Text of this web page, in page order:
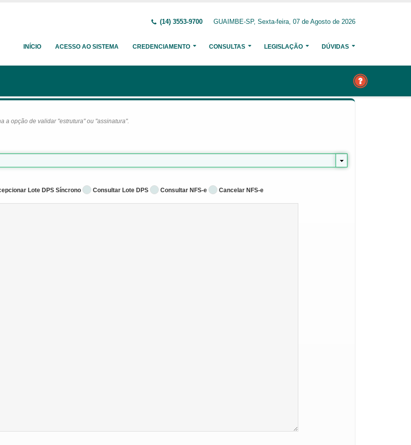
(14) 3553-9700 GUAIMBE-SP, Sexta-feira, 07 de Agosto de 2026
INÍCIO ACESSO AO SISTEMA CREDENCIAMENTO CONSULTAS LEGISLAÇÃO DÚVIDAS
a opção de validar "estrutura" ou "assinatura".
Lote DPS Síncrono Consultar Lote DPS Consultar NFS-e Cancelar NFS-e